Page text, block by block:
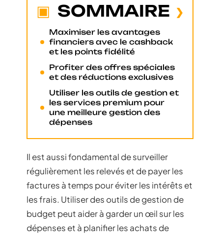
SOMMAIRE
Maximiser les avantages
financiers avec le cashback
et les points fidélité
Profiter des offres spéciales
et des réductions exclusives
Utiliser les outils de gestion et
les services premium pour
une meilleure gestion des
dépenses
Il est aussi fondamental de surveiller
régulièrement les relevés et de payer les
factures à temps pour éviter les intérêts et
les frais. Utiliser des outils de gestion de
budget peut aider à garder un œil sur les
dépenses et à planifier les achats de